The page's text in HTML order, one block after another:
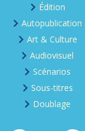
Édition
Autopublication
Art & Culture
Audiovisuel
Scénarios
Sous-titres
Doublage